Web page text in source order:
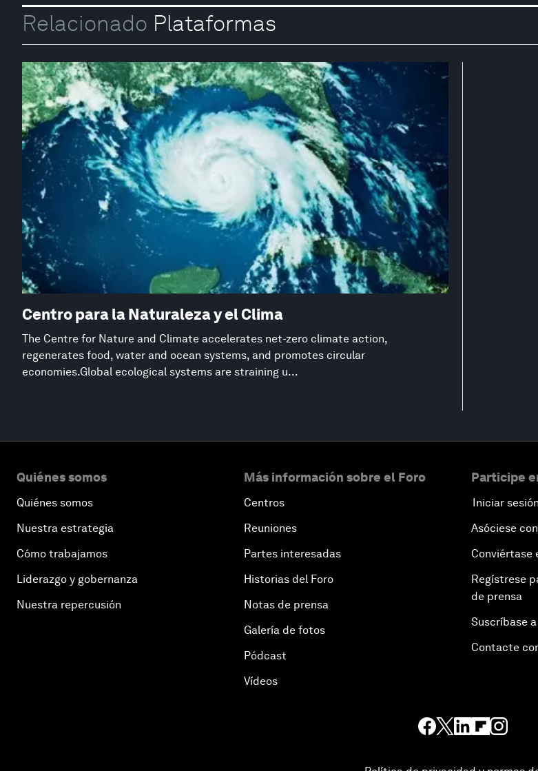
Relacionado Plataformas
Centro para la Naturaleza y el Clima
The Centre for Nature and Climate accelerates net-zero climate action,
regenerates food, water and ocean systems, and promotes circular
economies.Global ecological systems are straining u...
Quiénes somos
Quiénes somos
Nuestra estrategia
Cómo trabajamos
Liderazgo y gobernanza
Nuestra repercusión
Más información sobre el Foro
Centros
Reuniones
Partes interesadas
Historias del Foro
Notas de prensa
Galería de fotos
Pódcast
Vídeos
Participe
Iniciar sesión
Asóciese
Conviértase
Regístrese
de prensa
Suscríbase
Contacte